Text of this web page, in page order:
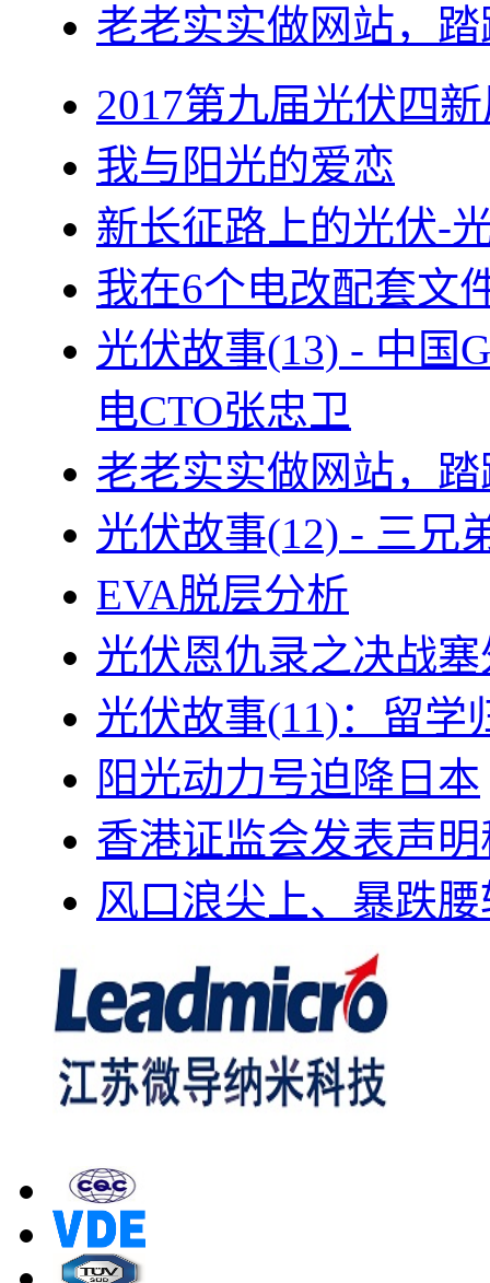
老老实实做网站，
2017第九届光伏四
我与阳光的爱恋
新长征路上的光伏-
我在6个电改配套文
光伏故事(13) - 中国
电CTO张忠卫
老老实实做网站，
光伏故事(12) - 三兄
EVA脱层分析
光伏恩仇录之决战
光伏故事(11)：留学
阳光动力号迫降日本
香港证监会发表声
风口浪尖上、暴跌